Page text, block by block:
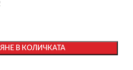
В КОЛИЧКАТА